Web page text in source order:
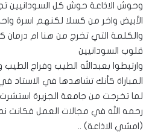
وحوش الاذاعة حوش كل السودانيين
الأبيض واخر من كسلا لكنهم اسرة
والكلمة التي تخرج من هنا ام
قلوب السودانيين
وارتبطوا بعبدالله الطيب وفراج
المباراة كأنك تشاهدها في الاستاد
لما تخرجت من جامعة الجزيرة
رحمه الله في مجالات العمل فكانت
(امشي الاذاعة) ..